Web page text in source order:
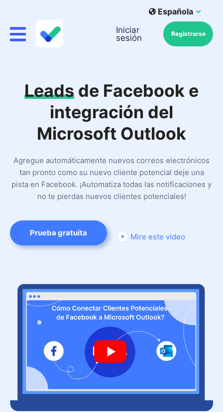
Española
Iniciar
sesión
Registrarse
Leads de Facebook e
integración del
Microsoft Outlook
Agregue automáticamente nuevos correos electrónicos
tan pronto como su nuevo cliente potencial deje una
pista en Facebook. ¡Automatiza todas las notificaciones y
no te pierdas nuevos clientes potenciales!
Prueba gratuita Mire este video